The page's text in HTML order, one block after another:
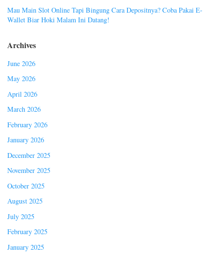
Mau Main Slot Online Tapi Bingung Cara Depositnya? Coba Pakai E-
Wallet Biar Hoki Malam Ini Datang!
Archives
June 2026
May 2026
April 2026
March 2026
February 2026
January 2026
December 2025
November 2025
October 2025
August 2025
July 2025
February 2025
January 2025